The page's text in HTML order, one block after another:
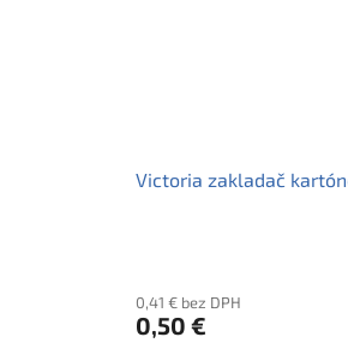
Victoria zakladač
0,41 € bez DPH
0,50 €